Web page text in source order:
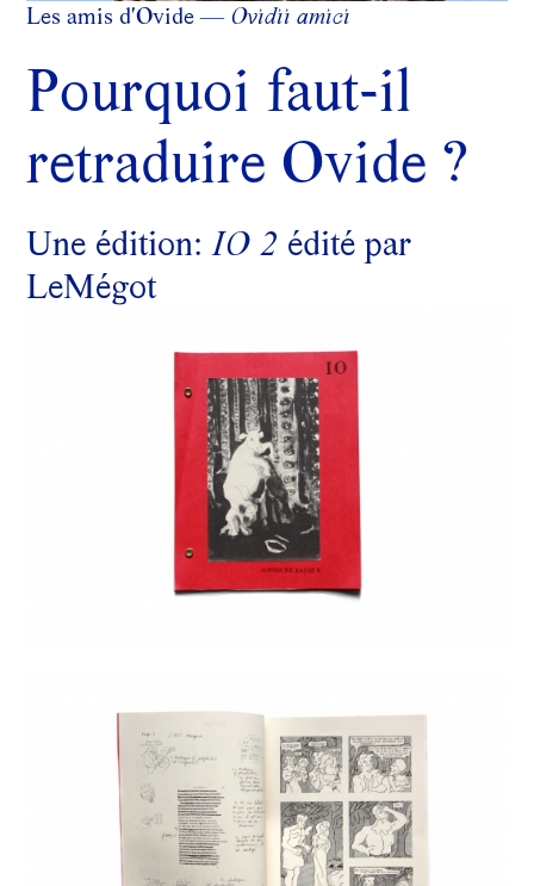
Les amis d'Ovide — Ovidii amici
Pourquoi faut-il
retraduire Ovide ?
Une édition: IO 2 édité par
LeMégot